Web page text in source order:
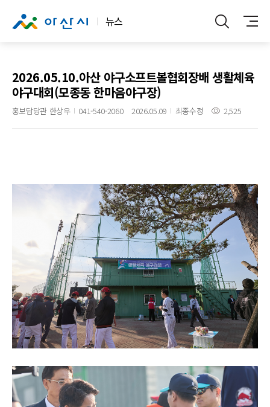
뉴스
2026.05.10.아산 야구소프트볼협회장배 생활체육
야구대회(모종동 한마음야구장)
홍보담당관 한상우 041-540-2060 2026.05.09 최종수정 2,525